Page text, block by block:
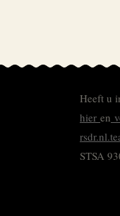
Heeft u
hier en
STSA